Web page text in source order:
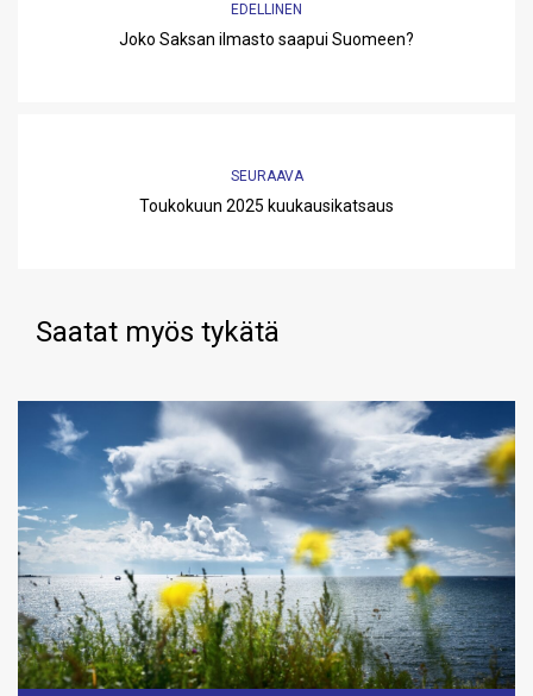
EDELLINEN
Joko Saksan ilmasto saapui Suomeen?
SEURAAVA
Toukokuun 2025 kuukausikatsaus
Saatat myös tykätä